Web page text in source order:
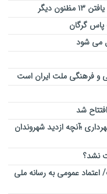
دیگر
پاس گرگان
می شود
و فرهنگی ملت ایران است
شد
شفافیت لایحه بودجه ۱۴۰۳ شهرداری ؛آنچه ازدید شهروندان
نشد؟
عمومی به رسانه ملی